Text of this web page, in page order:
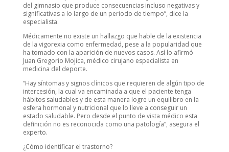
del gimnasio que produce consecuencias incluso negativas y
significativas a lo largo de un periodo de tiempo”, dice la
especialista.
Médicamente no existe un hallazgo que hable de la existencia
de la vigorexia como enfermedad, pese a la popularidad que
ha tomado con la aparición de nuevos casos. Así lo afirmó
Juan Gregorio Mojica, médico cirujano especialista en
medicina del deporte.
“Hay síntomas y signos clínicos que requieren de algún tipo de
intercesión, la cual va encaminada a que el paciente tenga
hábitos saludables y de esta manera logre un equilibro en la
esfera hormonal y nutricional que lo lleve a conseguir un
estado saludable. Pero desde el punto de vista médico esta
definición no es reconocida como una patología”, asegura el
experto.
¿Cómo identificar el trastorno?